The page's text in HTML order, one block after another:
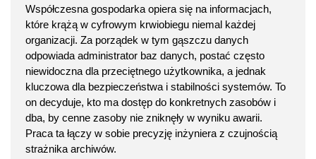
Współczesna gospodarka opiera się na informacjach,
które krążą w cyfrowym krwiobiegu niemal każdej
organizacji. Za porządek w tym gąszczu danych
odpowiada administrator baz danych, postać często
niewidoczna dla przeciętnego użytkownika, a jednak
kluczowa dla bezpieczeństwa i stabilności systemów. To
on decyduje, kto ma dostęp do konkretnych zasobów i
dba, by cenne zasoby nie zniknęły w wyniku awarii.
Praca ta łączy w sobie precyzję inżyniera z czujnością
strażnika archiwów.